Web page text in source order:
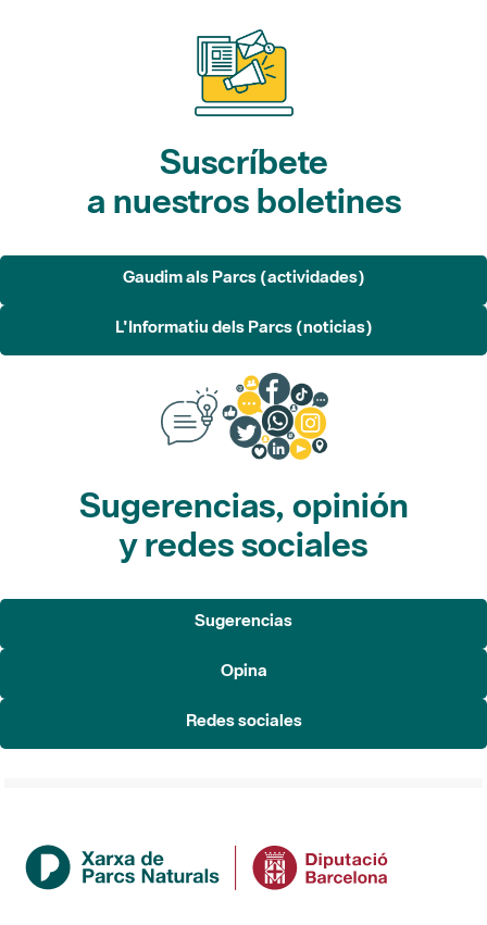
Suscríbete
a nuestros boletines
Gaudim als Parcs (actividades)
L'Informatiu dels Parcs (noticias)
Sugerencias, opinión
y redes sociales
Sugerencias
Opina
Redes sociales